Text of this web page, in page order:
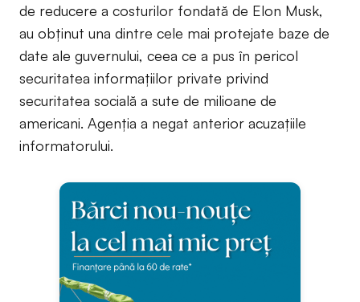
de reducere a costurilor fondată de Elon Musk,
au obținut una dintre cele mai protejate baze de
date ale guvernului, ceea ce a pus în pericol
securitatea informațiilor private privind
securitatea socială a sute de milioane de
americani. Agenția a negat anterior acuzațiile
informatorului.